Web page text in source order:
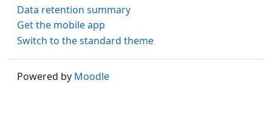
Data retention summary
Get the mobile app
Switch to the standard theme
Powered by Moodle